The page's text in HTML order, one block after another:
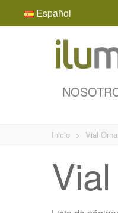
Español
Inicio > Vial